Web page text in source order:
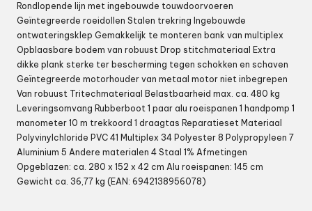
Rondlopende lijn met ingebouwde touwdoorvoeren
Geïntegreerde roeidollen Stalen trekring Ingebouwde
ontwateringsklep Gemakkelijk te monteren bank van multiplex
Opblaasbare bodem van robuust Drop stitchmateriaal Extra
dikke plank sterke ter bescherming tegen schokken en schaven
Geïntegreerde motorhouder van metaal motor niet inbegrepen
Van robuust Tritechmateriaal Belastbaarheid max. ca. 480 kg
Leveringsomvang Rubberboot 1 paar alu roeispanen 1 handpomp 1
manometer 10 m trekkoord 1 draagtas Reparatieset Materiaal
Polyvinylchloride PVC 41 Multiplex 34 Polyester 8 Polypropyleen 7
Aluminium 5 Andere materialen 4 Staal 1% Afmetingen
Opgeblazen: ca. 280 x 152 x 42 cm Alu roeispanen: 145 cm
Gewicht ca. 36,77 kg (EAN: 6942138956078)